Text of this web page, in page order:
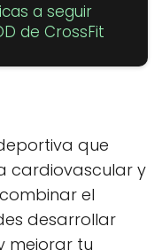
a seguir
de CrossFit
que
cardiovascular y
el
desarrollar
mejorar tu